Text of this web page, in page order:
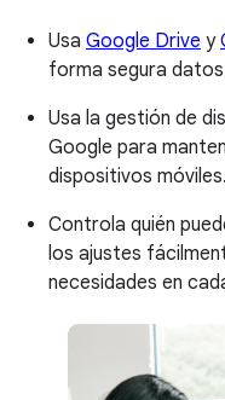
Usa Google Drive y
forma segura
Usa la gestión de
Google para
dispositivos móviles.
Controla quién
los ajustes
necesidades en